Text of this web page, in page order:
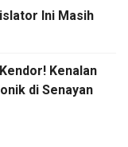
Ini Masih
Kenalan
di Senayan